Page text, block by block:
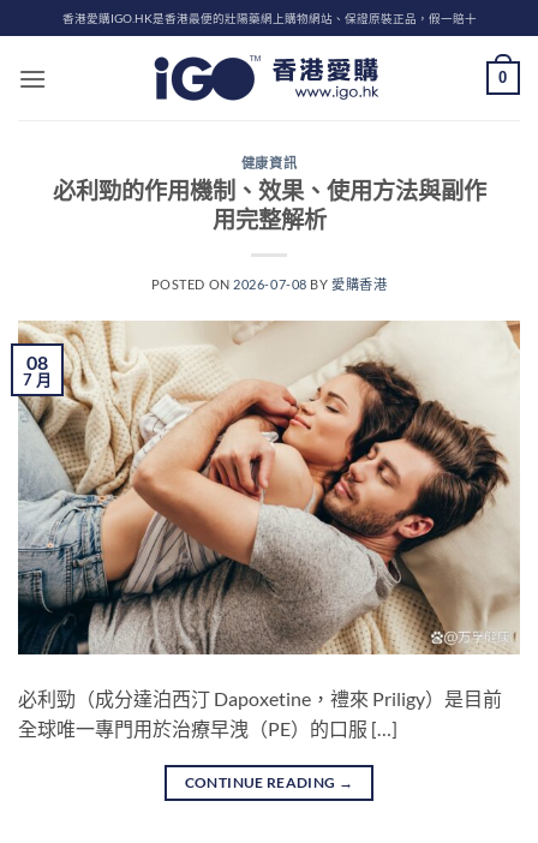
to
content
香港愛購IGO.HK是香港最便的壯陽藥網上購物網站、保證原裝正品，假一賠十
0
健康資訊
必利勁的作用機制、效果、使用方法與副作
用完整解析
POSTED ON 2026-07-08 BY愛購香港
08
7 月
必利勁（成分達泊西汀 Dapoxetine，禮來 Priligy）是目前
全球唯一專門用於治療早洩（PE）的口服 […]
CONTINUE READING →